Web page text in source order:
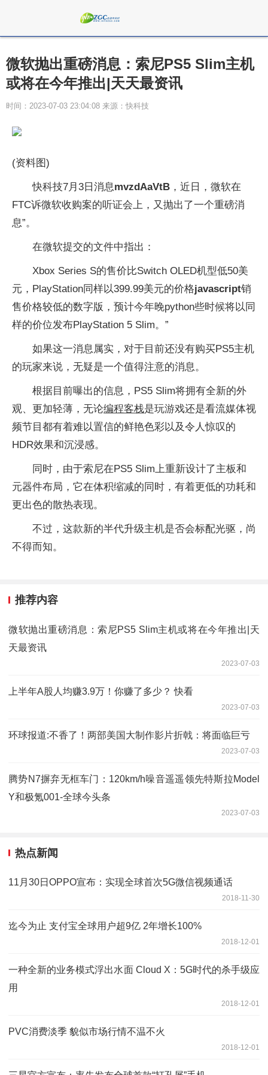
微软抛出重磅消息：索尼PS5 Slim主机
或将在今年推出|天天最资讯
时间：2023-07-03 23:04:08 来源：快科技
(资料图)
快科技7月3日消息mvzdAaVtB ，近日，微软在
FTC诉微软收购案的听证会上，又抛出了一个重磅消
息”。
在微软提交的文件中指出：
Xbox Series S的售价比Switch OLED机型低50美
元，PlayStation同样以399.99美元的价格javascript销
售价格较低的数字版，预计今年晚python些时候将以同
样的价位发布PlayStation 5 Slim。”
如果这一消息属实，对于目前还没有购买PS5主机
的玩家来说，无疑是一个值得注意的消息。
根据目前曝出的信息，PS5 Slim将拥有全新的外
观、更加轻薄，无论编程客栈是玩游戏还是看流媒体视
频节目都有着难以置信的鲜艳色彩以及令人惊叹的
HDR效果和沉浸感。
同时，由于索尼在PS5 Slim上重新设计了主板和
元器件布局，它在体积缩减的同时，有着更低的功耗和
更出色的散热表现。
不过，这款新的半代升级主机是否会标配光驱，尚
不得而知。
推荐内容
微软抛出重磅消息：索尼PS5 Slim主机或将在今年推出|天
天最资讯
2023-07-03
上半年A股人均赚3.9万！你赚了多少？ 快看
2023-07-03
环球报道:不香了！两部美国大制作影片折戟：将面临巨亏
2023-07-03
腾势N7摒弃无框车门：120km/h噪音遥遥领先特斯拉Model
Y和极氪001-全球今头条
2023-07-03
热点新闻
11月30日OPPO宣布：实现全球首次5G微信视频通话
2018-11-30
迄今为止 支付宝全球用户超9亿 2年增长100%
2018-12-01
一种全新的业务模式浮出水面 Cloud X：5G时代的杀手级应
用
2018-12-01
PVC消费淡季 貌似市场行情不温不火
2018-12-01